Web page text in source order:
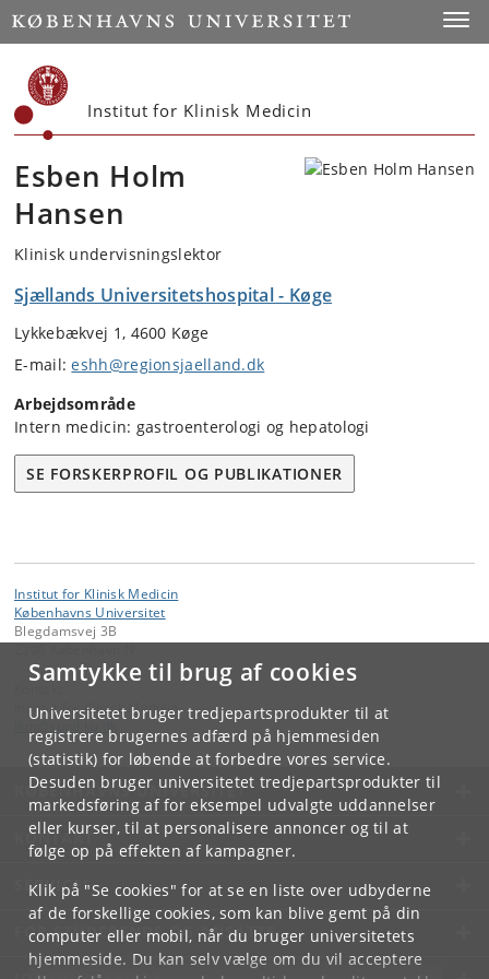
Samtykke til brug af cookies
Universitetet bruger tredjepartsprodukter til at
registrere brugernes adfærd på hjemmesiden
(statistik) for løbende at forbedre vores service.
Desuden bruger universitetet tredjepartsprodukter til
markedsføring af for eksempel udvalgte uddannelser
eller kurser, til at personalisere annoncer og til at
følge op på effekten af kampagner.
Klik på "Se cookies" for at se en liste over udbyderne
af de forskellige cookies, som kan blive gemt på din
computer eller mobil, når du bruger universitetets
hjemmeside. Du kan selv vælge om du vil acceptere
Start
Institut for Klinisk Medicin
Esben Holm
Hansen
Klinisk undervisningslektor
Sjællands Universitetshospital - Køge
Lykkebækvej 1, 4600 Køge
E-mail:eshh@regionsjaelland.dk
Arbejdsområde
Intern medicin: gastroenterologi og hepatologi
SE FORSKERPROFIL OG PUBLIKATIONER
Institut for Klinisk Medicin
Københavns Universitet
Blegdamsvej 3B
Institut for Klinisk Medicin
KØBENHAVNS UNIVERSITET
KONTAKT
SERVICES
FOR STUDERENDE OG ANSATTE